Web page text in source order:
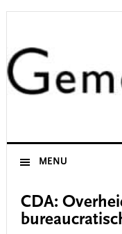
Skip
primary
navigation
Skip
content
Skip
primary
sidebar
Skip
footer
MENU
CDA: